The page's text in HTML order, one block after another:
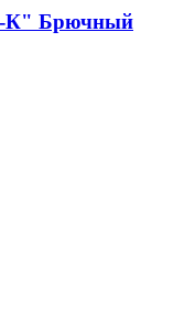
К" Брючный